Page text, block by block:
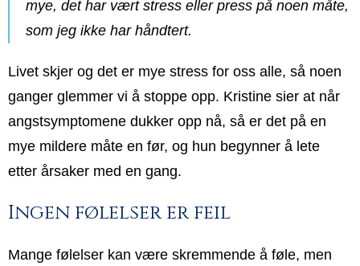
mye, det har vært stress eller press på noen måte,
som jeg ikke har håndtert.
Livet skjer og det er mye stress for oss alle, så noen
ganger glemmer vi å stoppe opp. Kristine sier at når
angstsymptomene dukker opp nå, så er det på en
mye mildere måte en før, og hun begynner å lete
etter årsaker med en gang.
Ingen følelser er feil
Mange følelser kan være skremmende å føle, men